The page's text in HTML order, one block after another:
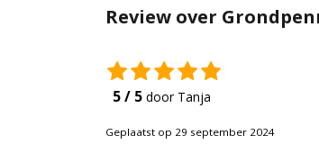
Review over
5 / 5 door Tanja
Geplaatst op 29 september 2024